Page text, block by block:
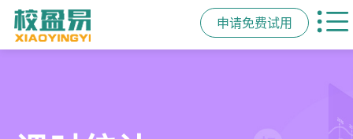
申请免费试用
管学校，用校盈易